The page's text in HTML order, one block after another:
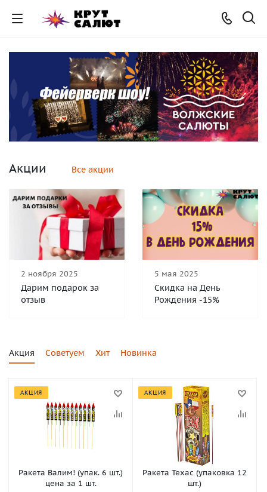
Акции Все акции
2 ноября 2025
Дарим подарок за
отзыв
5 мая 2025
Скидка на День
Рождения -15%
Акция Советуем Хит Новинка
АКЦИЯ
Ракета Валим! (упак. 6 шт.)
цена за 1 шт.
АКЦИЯ
Ракета Техас (упаковка 12
шт.)